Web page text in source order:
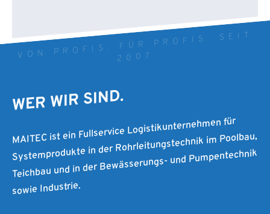
VON PROFIS. FÜR PROFIS. SEIT
2007
WER WIR SIND.
MAITEC ist ein Fullservice Logistikunternehmen für
Systemprodukte in der Rohrleitungstechnik im Poolbau,
Teichbau und in der Bewässerungs- und Pumpentechnik
sowie Industrie.